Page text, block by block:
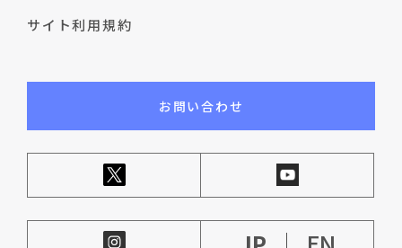
サイト利用規約
お問い合わせ